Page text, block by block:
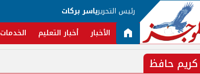
رئيس التحريرياسر بركات
الأخبار أخبار التعليم الخدمات
كريم حافظ